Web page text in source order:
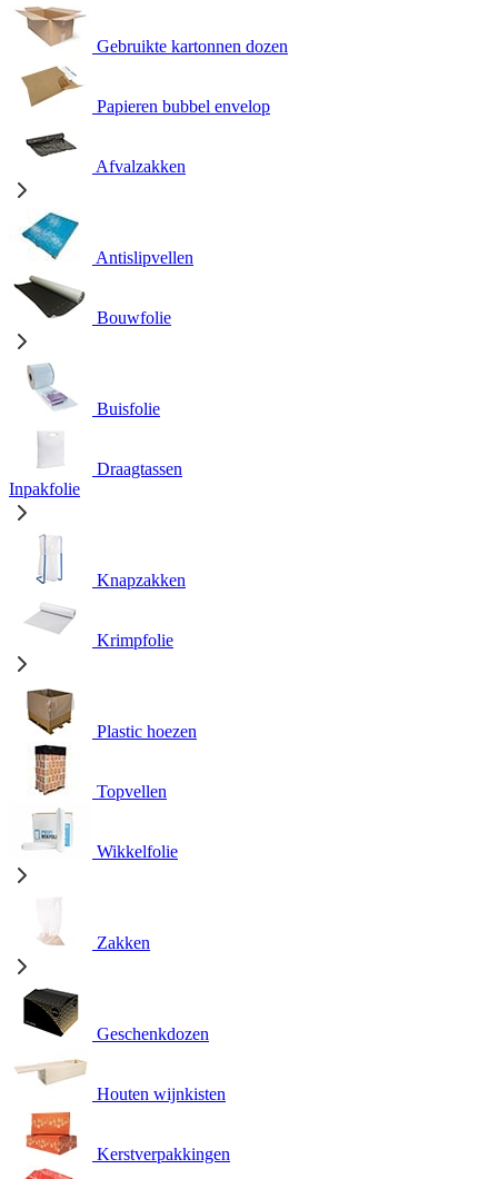
Gebruikte kartonnen dozen
Papieren bubbel envelop
Afvalzakken
Antislipvellen
Bouwfolie
Buisfolie
Draagtassen
Inpakfolie
Knapzakken
Krimpfolie
Plastic hoezen
Topvellen
Wikkelfolie
Zakken
Geschenkdozen
Houten wijnkisten
Kerstverpakkingen